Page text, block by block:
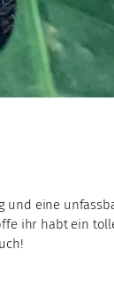
und eine
ihr habt ein